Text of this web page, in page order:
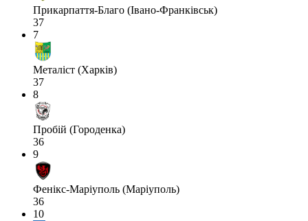
Прикарпаття-Благо (Івано-Франківськ)
37
7
Металіст (Харків)
37
8
Пробій (Городенка)
36
9
Фенікс-Маріуполь (Маріуполь)
36
10